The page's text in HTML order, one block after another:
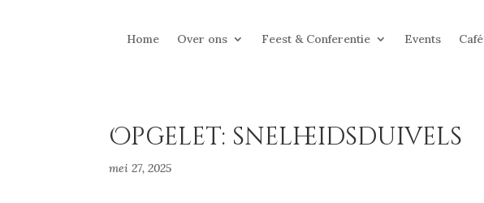
Home Over ons Feest & Conferentie Events Café
Opgelet: snelheidsduivels
mei 27, 2025